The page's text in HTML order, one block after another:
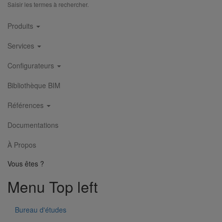
Saisir les termes à rechercher.
Main
navigation
Produits
Services
Configurateurs
Bibliothèque BIM
Références
Documentations
À Propos
Vous êtes ?
Menu Top left
Bureau d'études
Esse à emboitement DN125 écartement 75 mm
mm